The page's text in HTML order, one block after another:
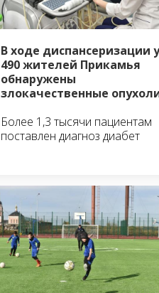
В ходе диспансеризации у
490 жителей Прикамья
обнаружены
злокачественные
Более 1,3 тысячи пациентам
поставлен диагноз диабет